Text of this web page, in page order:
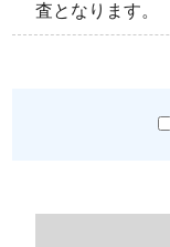
査となります。